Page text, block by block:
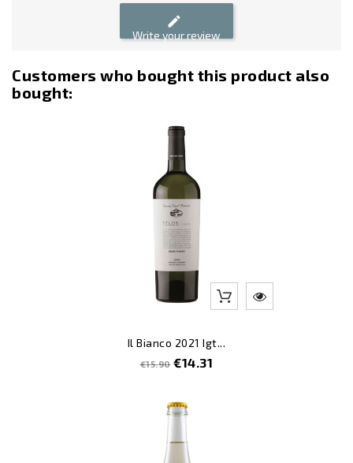
edit
Write your review
Customers who bought this product also
bought:
Il Bianco 2021 Igt...
Regular
€15.90 Price
€14.31